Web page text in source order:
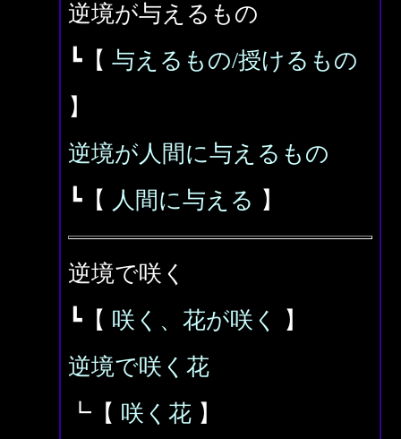
逆境が与えるもの
┗【 与えるもの/授けるもの
】
逆境が人間に与えるもの
┗【 人間に与える 】
逆境で咲く
┗【 咲く、花が咲く
】
逆境で咲く花
┗【 咲く花 】